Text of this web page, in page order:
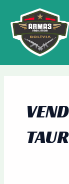
para
conteúdo